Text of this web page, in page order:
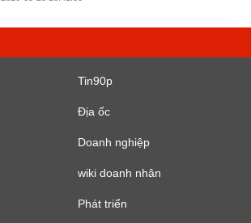
Tin90p
Địa ốc
Doanh nghiệp
wiki doanh nhân
Phát triển